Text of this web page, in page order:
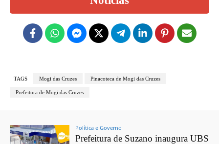
TAGS Mogi das Cruzes Pinacoteca de Mogi das Cruzes
Prefeitura de Mogi das Cruzes
Política e Governo
Prefeitura de Suzano inaugura UBS